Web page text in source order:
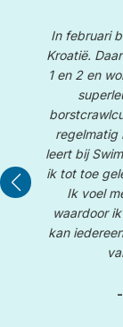
In februari
Kroatië.
1 en 2 en
regelmatig
leert bij
ik tot toe
Ik voel
waardoor
kan